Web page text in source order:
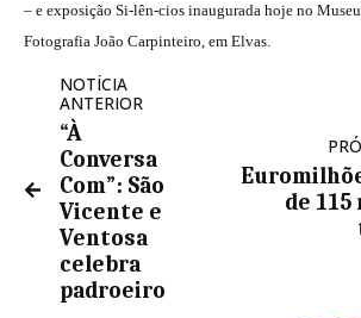
– e exposição Si-lên-cios inaugurada hoje no
Fotografia João Carpinteiro, em Elvas.
NOTÍCIA
ANTERIOR
“À
Conversa
Com”: São
Vicente e
Ventosa
celebra
padroeiro
de